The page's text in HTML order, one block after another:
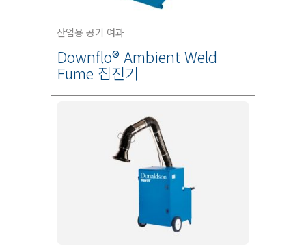
산업용 공기 여과
Downflo® Ambient Weld
Fume 집진기